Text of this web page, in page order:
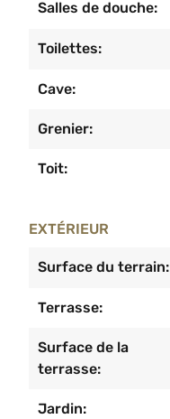
Salles de douche:
Toilettes:
Cave:
Grenier:
Toit:
EXTÉRIEUR
Surface du terrain:
Terrasse:
Surface de la
terrasse:
Jardin: